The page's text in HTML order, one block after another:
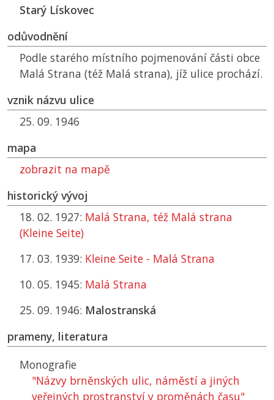
Starý Lískovec
odůvodnění
Podle starého místního pojmenování části obce
Malá Strana (též Malá strana), jíž ulice prochází.
vznik názvu ulice
25. 09. 1946
mapa
zobrazit na mapě
historický vývoj
18. 02. 1927: Malá Strana, též Malá strana
(Kleine Seite)
17. 03. 1939: Kleine Seite - Malá Strana
10. 05. 1945: Malá Strana
25. 09. 1946: Malostranská
prameny, literatura
Monografie
"Názvy brněnských ulic, náměstí a jiných
veřejných prostranství v proměnách času"